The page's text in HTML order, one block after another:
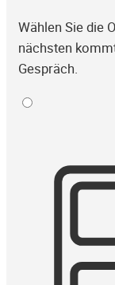
Wählen Sie die
nächsten
Gespräch.